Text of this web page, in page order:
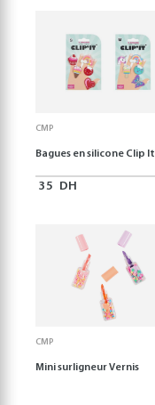
CMP
Bagues en silicone Clip It
35 DH
CMP
Mini surligneur Vernis